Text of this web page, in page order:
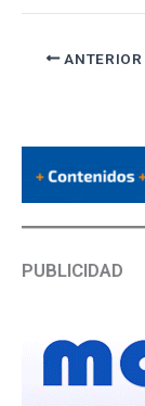
ANTERIOR
PUBLICIDAD